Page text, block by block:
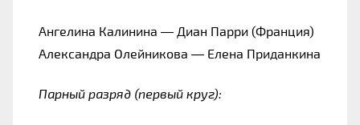
Ангелина Калинина — Диан Парри (Франция)
Александра Олейникова — Елена Приданкина
Парный разряд (первый круг):